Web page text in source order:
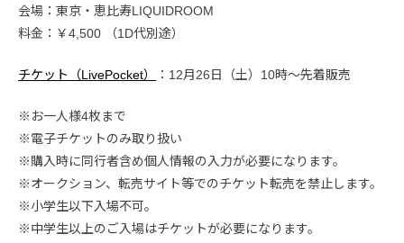
会場：東京・恵比寿LIQUIDROOM
料金：￥4,500 （1D代別途）
チケット（LivePocket） ：12月26日（土）10時〜先着販売
※お一人様4枚まで
※電子チケットのみ取り扱い
※購入時に同行者含め個人情報の入力が必要になります。
※オークション、転売サイト等でのチケット転売を禁止します。
※小学生以下入場不可。
※中学生以上のご入場はチケットが必要になります。